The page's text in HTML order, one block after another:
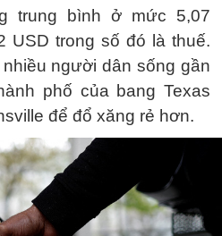
trung bình ở mức 5,07
USD trong số đó là thuế.
người dân sống gần
phố của bang Texas
để đổ xăng rẻ hơn.